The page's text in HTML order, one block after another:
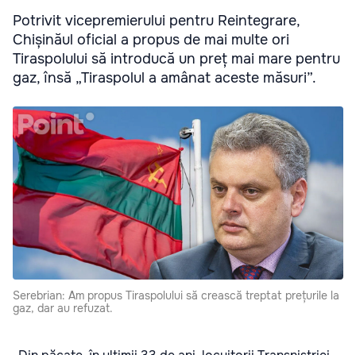
Potrivit vicepremierului pentru Reintegrare,
Chișinăul oficial a propus de mai multe ori
Tiraspolului să introducă un preț mai mare pentru
gaz, însă „Tiraspolul a amânat aceste măsuri”.
Serebrian: Am propus Tiraspolului să crească treptat prețurile la
gaz, dar au refuzat.